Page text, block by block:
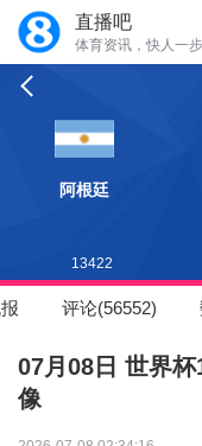
直播吧
体育资讯，快人一步
阿根廷
13422
评论(56552)
07月08日 世界
像